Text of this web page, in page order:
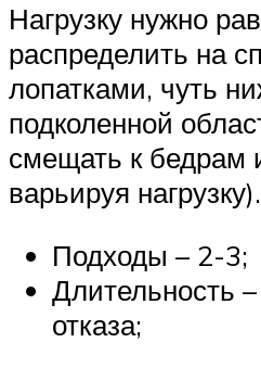
Нагрузку нужно
распределить на
лопатками, чуть
подколенной
смещать к бедрам
варьируя нагрузку).
Подходы – 2-3;
Длительность
отказа;